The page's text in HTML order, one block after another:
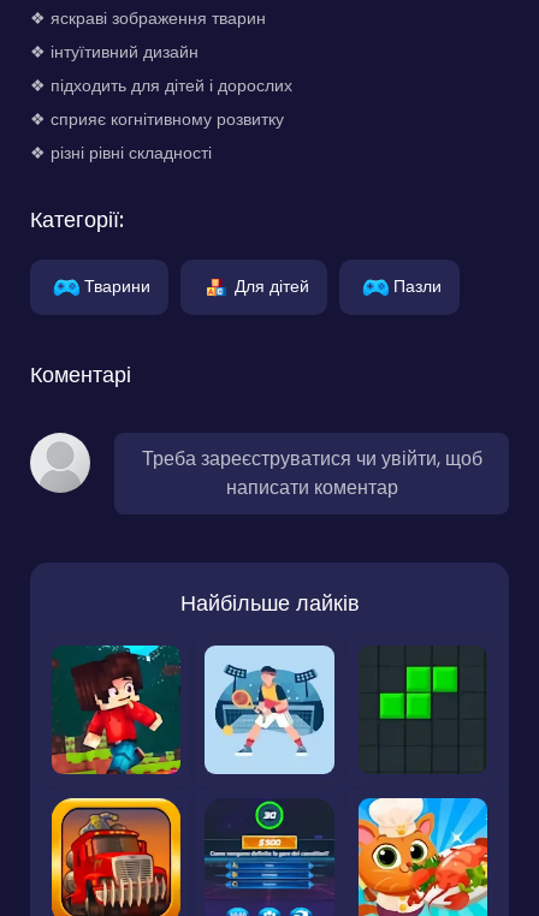
❖ яскраві зображення тварин
❖ інтуїтивний дизайн
❖ підходить для дітей і дорослих
❖ сприяє когнітивному розвитку
❖ різні рівні складності
Категорії:
Тварини Для дітей Пазли
Коментарі
Треба зареєструватися чи увійти, щоб
написати коментар
Найбільше лайків